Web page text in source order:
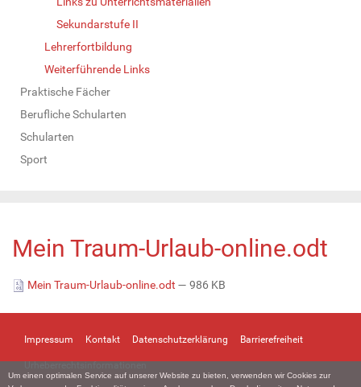
Um einen optimalen Service auf unserer Website zu bieten, verwenden wir Cookies zur
Sekundarstufe II
Lehrerfortbildung
Weiterführende Links
Praktische Fächer
Berufliche Schularten
Schularten
Sport
Mein Traum-Urlaub-online.odt
Mein Traum-Urlaub-online.odt — 986 KB
Impressum Kontakt Datenschutzerklärung Barrierefreiheit